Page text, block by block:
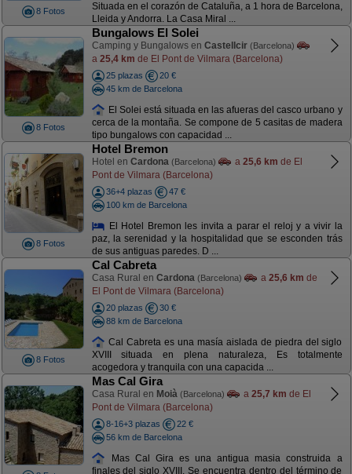
8 Fotos
Situada en el corazón de Cataluña, a 1 hora de Barcelona,
Lleida y Andorra. La Casa Miral ...
8 Fotos
Bungalows El Solei
Camping y Bungalows en Castellcir (Barcelona)
a 25,4 km de El Pont de Vilmara (Barcelona)
25 plazas
20 €
45 km de Barcelona
El Solei está situada en las afueras del casco urbano y
cerca de la montaña. Se compone de 5 casitas de madera
tipo bungalows con capacidad ...
8 Fotos
Hotel Bremon
Hotel en Cardona (Barcelona) a 25,6 km de El
Pont de Vilmara (Barcelona)
36+4 plazas
47 €
100 km de Barcelona
El Hotel Bremon les invita a parar el reloj y a vivir la
paz, la serenidad y la hospitalidad que se esconden trás
de sus antiguas paredes. D ...
8 Fotos
Cal Cabreta
Casa Rural en Cardona (Barcelona) a 25,6 km de
El Pont de Vilmara (Barcelona)
20 plazas
30 €
88 km de Barcelona
Cal Cabreta es una masía aislada de piedra del siglo
XVIII situada en plena naturaleza, Es totalmente
acogedora y tranquila con una capacida ...
Mas Cal Gira
Casa Rural en Moià (Barcelona) a 25,7 km de El
Pont de Vilmara (Barcelona)
8-16+3 plazas
22 €
56 km de Barcelona
Mas Cal Gira es una antigua masia construida a
finales del siglo XVIII. Se encuentra dentro del término de